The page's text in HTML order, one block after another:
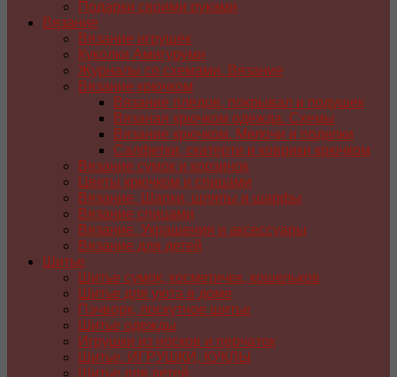
Подарки своими руками
Вязание
Вязание игрушек
Куколки Амигуруми
Журналы со схемами. Вязание
Вязание крючком
Вязание пледов, покрывал и подушек
Вязаная крючком одежда. Схемы
Вязание крючком. Мелочи и поделки
Салфетки, скатерти и коврики крючком
Вязание сумок и корзинок
Цветы крючком и спицами
Вязание. Шапки, шляпы и шарфы
Вязание спицами
Вязание. Украшения и аксессуары
Вязание для детей
Шитье
Шитье сумок, косметичек, кошельков
Шитье для уюта в доме
Пэчворк, лоскутное шитье
Шитье одежды
Игрушки из носков и перчаток
Шитье. ИГРУШКИ, КУКЛЫ
Шитье для детей